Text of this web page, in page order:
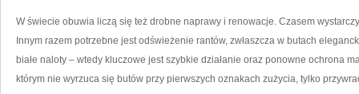
W świecie obuwia liczą się też drobne naprawy i renowacje. Czasem
Innym razem potrzebne jest odświeżenie rantów, zwłaszcza w butach
białe naloty – wtedy kluczowe jest szybkie działanie oraz ponowne ochrona
którym nie wyrzuca się butów przy pierwszych oznakach zużycia, tylko